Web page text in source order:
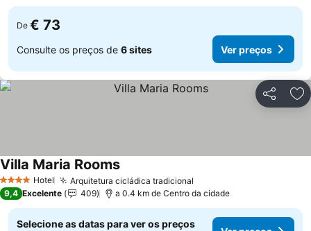
De € 73
Consulte os preços de 6 sites Ver preços
Partilhar
4 EstrelasHotel Arquitetura cicládica tradicional
Villa Maria RoomsVer preços
9,4 Excelente 409 a 0.4 km de Centro da cidade
Selecione as datas para ver os preços